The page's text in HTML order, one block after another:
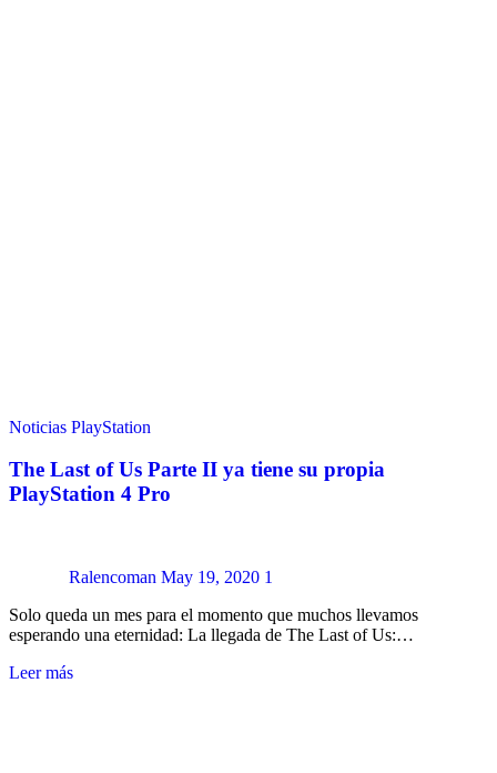
Noticias PlayStation
The Last of Us Parte II ya tiene su propia
PlayStation 4 Pro
Ralencoman May 19, 2020 1
Solo queda un mes para el momento que muchos llevamos
esperando una eternidad: La llegada de The Last of Us:…
Leer más